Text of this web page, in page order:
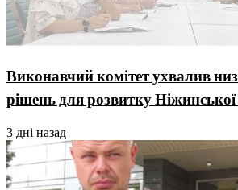
Виконавчий комітет ухвалив
рішень для розвитку
3 дні назад